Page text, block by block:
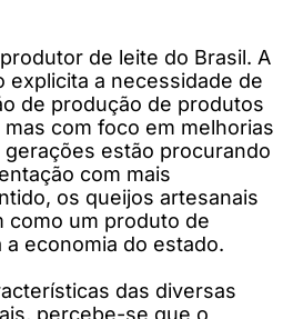
de leite do Brasil. A
explicita a necessidade de
de produção de produtos
com foco em melhorias
estão procurando
com mais
os queijos artesanais
como um produto de
economia do estado.
das diversas
percebe-se que o